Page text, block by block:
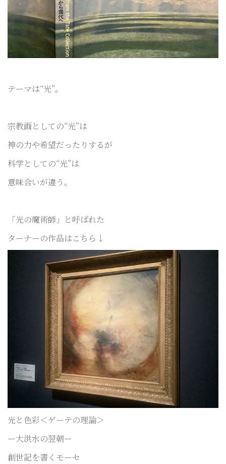
テーマは“光”。
宗教画としての“光”は
神の力や希望だったりするが
科学としての“光”は
意味合いが違う。
「光の魔術師」と呼ばれた
ターナーの作品はこちら↓
光と色彩＜ゲーテの理論＞
ー大洪水の翌朝ー
創世記を書くモーセ